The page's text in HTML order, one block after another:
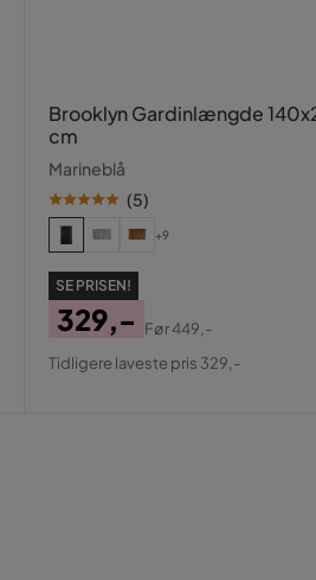
Brooklyn Gardinlængde
cm
Marineblå
(5)
+9
SE PRISEN!
Pris
329,-
Original
Før449,-
Tidligere laveste pris 329,-